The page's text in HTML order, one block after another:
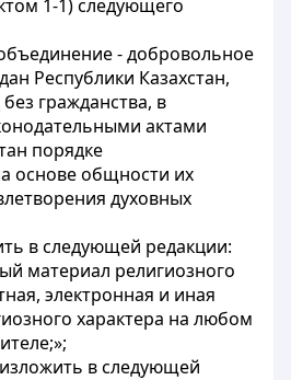
1-1) следующего
- добровольное
Республики Казахстан,
гражданства, в
актами
порядке
основе общности их
духовных
в следующей редакции:
материал религиозного
электронная и иная
характера на любом
изложить в следующей